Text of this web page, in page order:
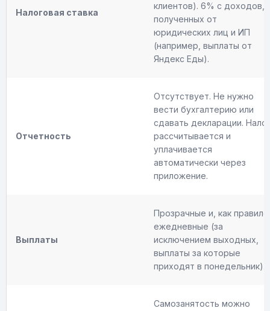
Налоговая ставка
клиентов). 6% с доходов,
полученных от
юридических лиц и ИП
(например, выплаты от
Яндекс Еды).
Отчетность
Отсутствует. Не нужно
вести бухгалтерию или
сдавать декларации. Налог
рассчитывается и
уплачивается
автоматически через
приложение.
Выплаты
Прозрачные и, как
ежедневные (за
исключением выходных,
выплаты за которые
приходят в понедельник).
Самозанятость можно